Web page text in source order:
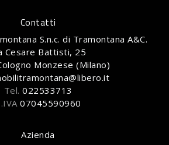
Contatti
S.n.c. di Tramontana A&C.
Cesare Battisti, 25
Monzese (Milano)
Tel. 022533713
07045590960
Azienda